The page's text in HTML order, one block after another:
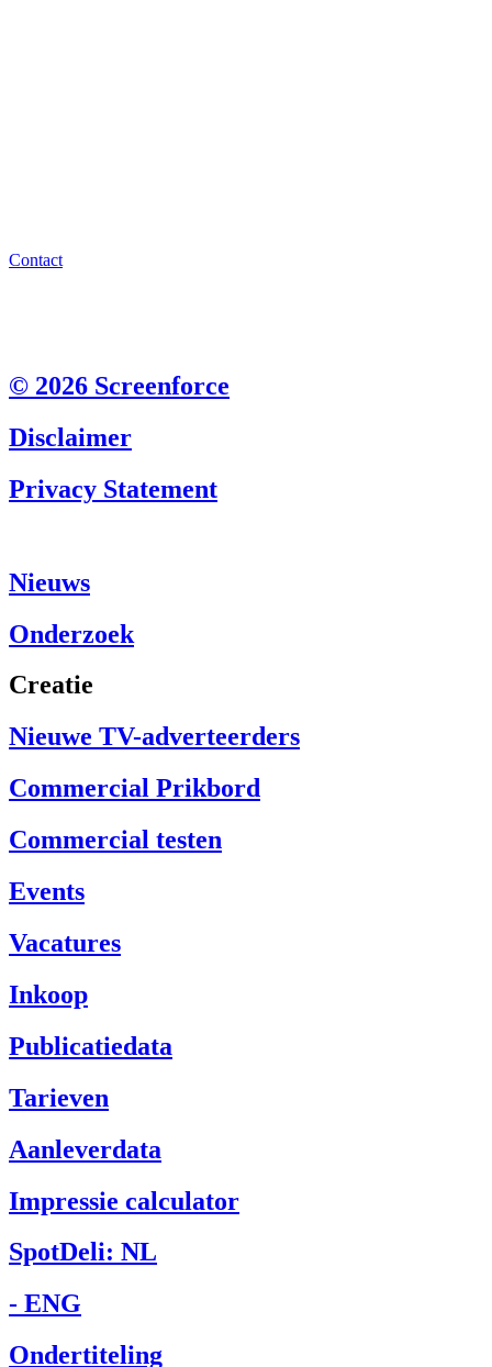
Contact
© 2026 Screenforce
Disclaimer
Privacy Statement
Nieuws
Onderzoek
Creatie
Nieuwe TV-adverteerders
Commercial Prikbord
Commercial testen
Events
Vacatures
Inkoop
Publicatiedata
Tarieven
Aanleverdata
Impressie calculator
SpotDeli: NL
- ENG
Ondertiteling